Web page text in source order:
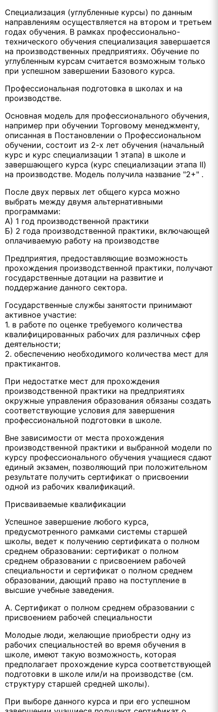
Специализация (углубленные курсы) по данным
направлениям осуществляется на втором и третьем
годах обучения. В рамках профессионально-
технического обучения специализация завершается
на производственных предприятиях. Обучение по
углубленным курсам считается возможным только
при успешном завершении Базового курса.
Профессиональная подготовка в школах и на
производстве.
Основная модель для профессионального обучения,
например при обучении Торговому менеджменту,
описанная в Постановлении о Профессиональном
обучении, состоит из 2-х лет обучения (начальный
курс и курс специализации 1 этапа) в школе и
завершающего курса (курс специализации этапа II)
на производстве. Модель получила название "2+" .
После двух первых лет общего курса можно
выбрать между двумя альтернативными
программами:
А) 1 год производственной практики
Б) 2 года производственной практики, включающей
оплачиваемую работу на производстве
Предприятия, предоставляющие возможность
прохождения производственной практики, получают
государственные дотации на развитие и
поддержание данного сектора.
Государственные службы занятости принимают
активное участие:
1. в работе по оценке требуемого количества
квалифицированных рабочих для различных сфер
деятельности;
2. обеспечению необходимого количества мест для
практикантов.
При недостатке мест для прохождения
производственной практики на предприятиях
окружные управления образования обязаны создать
соответствующие условия для завершения
профессиональной подготовки в школе.
Вне зависимости от места прохождения
производственной практики и выбранной модели по
курсу профессионального обучения учащиеся сдают
единый экзамен, позволяющий при положительном
результате получить сертификат о присвоении
одной из рабочих квалификаций.
Присваиваемые квалификации
Успешное завершение любого курса,
предусмотренного рамками системы старшей
школы, ведет к получению сертификата о полном
среднем образовании: сертификат о полном
среднем образовании с присвоением рабочей
специальности и сертификат о полном среднем
образовании, дающий право на поступление в
высшие учебные заведения.
А. Сертификат о полном среднем образовании с
присвоением рабочей специальности
Молодые люди, желающие приобрести одну из
рабочих специальностей во время обучения в
школе, имеют такую возможность, которая
предполагает прохождение курса соответствующей
подготовки в школе или/и на производстве (см.
структуру старшей средней школы).
При выборе данного курса и при его успешном